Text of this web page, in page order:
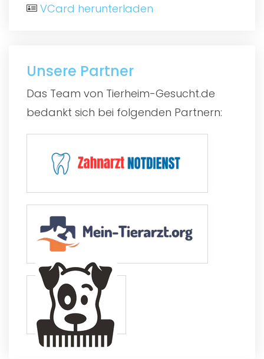
VCard herunterladen
Unsere Partner
Das Team von Tierheim-Gesucht.de
bedankt sich bei folgenden Partnern: